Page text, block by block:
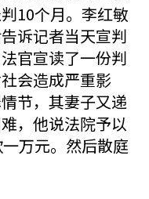
10个月。李红敏
诉记者当天宣判
官宣读了一份判
会造成严重影
节，其妻子又递
，他说法院予以
万元。然后散庭